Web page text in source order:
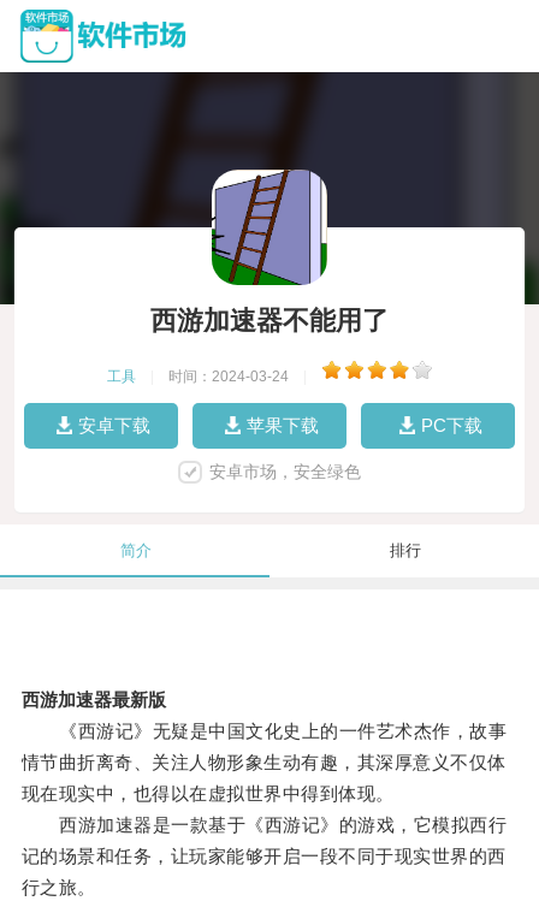
西游加速器不能用了
工具 时间：2024-03-24
安卓下载 苹果下载 PC下载
安卓市场，安全绿色
简介 排行
西游加速器最新版
《西游记》无疑是中国文化史上的一件艺术杰作，故事
情节曲折离奇、关注人物形象生动有趣，其深厚意义不仅体
现在现实中，也得以在虚拟世界中得到体现。
西游加速器是一款基于《西游记》的游戏，它模拟西行
记的场景和任务，让玩家能够开启一段不同于现实世界的西
行之旅。